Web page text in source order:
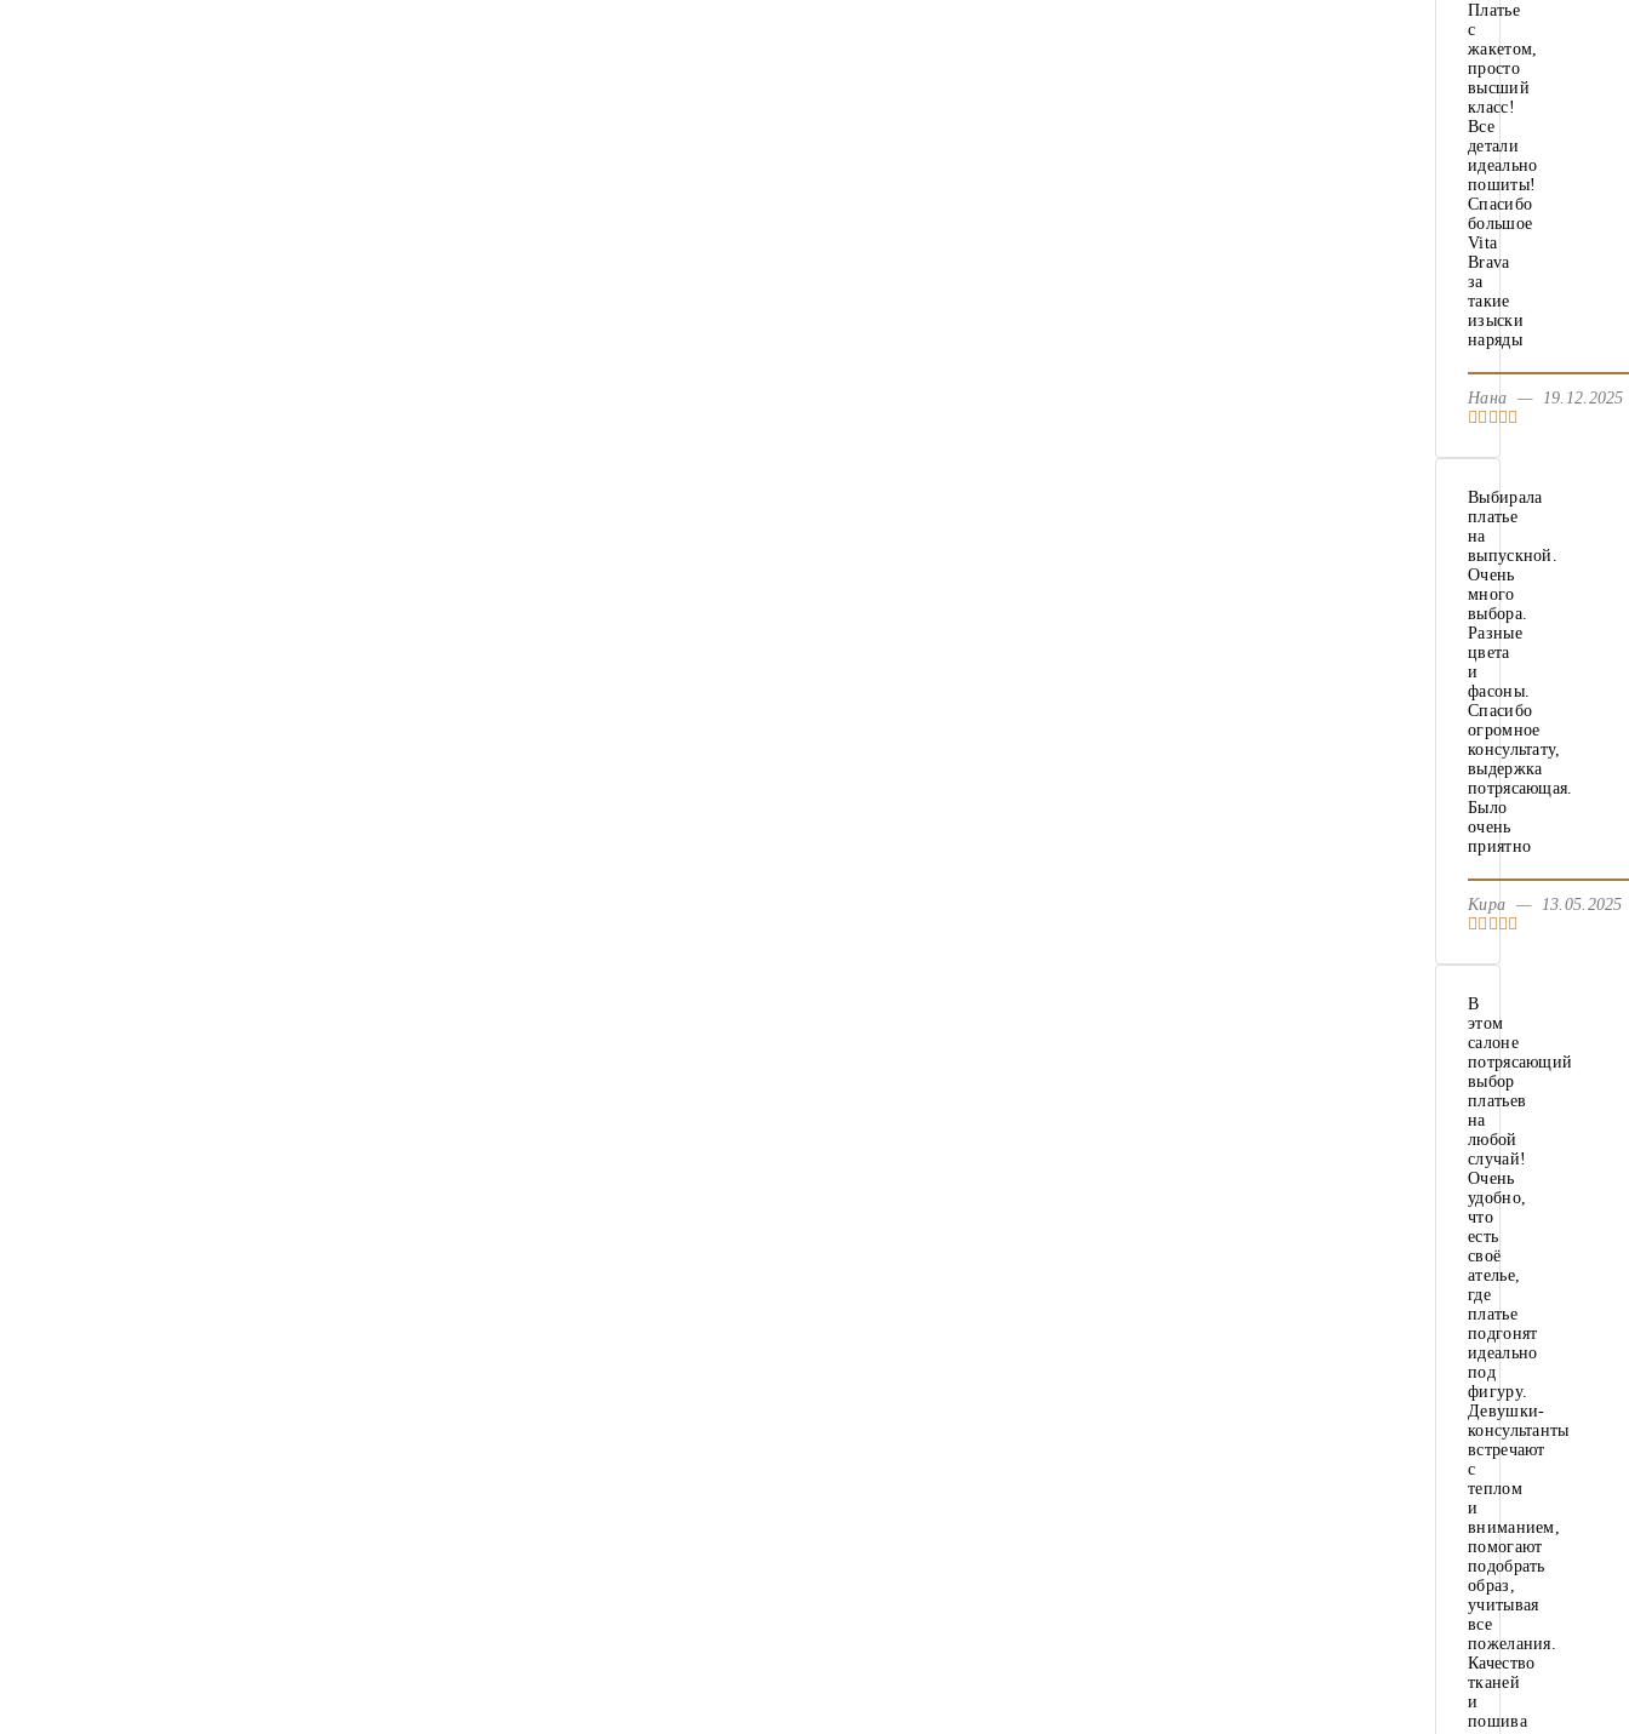
Платье
с
жакетом,
просто
высший
класс!
Все
детали
идеально
пошиты!
Спасибо
большое
Vita
Brava
за
такие
изыски
наряды
Нана —
Выбирала
платье
на
выпускной.
Очень
много
выбора.
Разные
цвета
и
фасоны.
Спасибо
огромное
консультату,
выдержка
потрясающая.
Было
очень
приятно
Кира —
В
этом
салоне
потрясающий
выбор
платьев
на
любой
случай!
Очень
удобно,
что
есть
своё
ателье,
где
платье
подгонят
идеально
под
фигуру.
Девушки-
консультанты
встречают
с
теплом
и
вниманием,
помогают
подобрать
образ,
учитывая
все
пожелания.
Качество
тканей
и
пошива